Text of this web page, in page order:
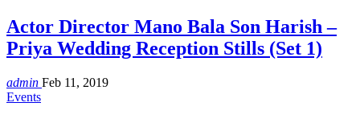
Actor Director Mano Bala Son Harish –
Priya Wedding Reception Stills (Set 1)
admin Feb 11, 2019
Events